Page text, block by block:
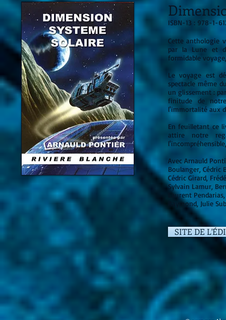
ISBN-13 : 978-1-
Cette anthologie
par la Lune et
formidable
Le voyage est
spectacle même
un glissement :
finitude de
l'immortalité aux
En feuilletant ce
attire notre
Avec Arnauld
Boulanger, Cédric
Cédric Girard,
Sylvain Lamur,
Laurent
Raymond, Julie
SITE DE